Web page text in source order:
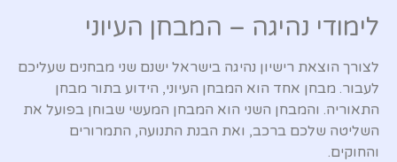
לימודי נהיגה – המבחן העיוני
לצורך הוצאת רישיון נהיגה בישראל ישנם שני מבחנים שעליכם
לעבור. מבחן אחד הוא המבחן העיוני, הידוע בתור מבחן
התאוריה. והמבחן השני הוא המבחן המעשי שבוחן בפועל את
השליטה שלכם ברכב, ואת הבנת התנועה, התמרורים
והחוקים.